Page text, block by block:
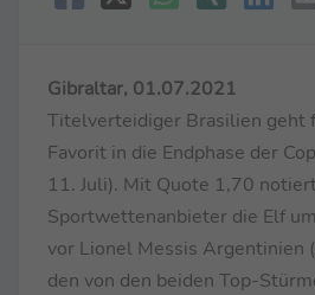
Gibraltar, 01.07.2021
Titelverteidiger Brasilien geht
Favorit in die Endphase der
11. Juli). Mit Quote 1,70
Sportwettenanbieter die Elf
vor Lionel Messis Argentinien
den von den beiden Top-